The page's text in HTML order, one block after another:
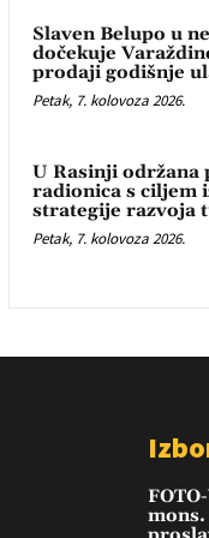
Slaven Belupo u
dočekuje
prodaji godišnje
Petak, 7. kolovoza 2026.
U Rasinji održana
radionica s ciljem
strategije razvoja
Petak, 7. kolovoza 2026.